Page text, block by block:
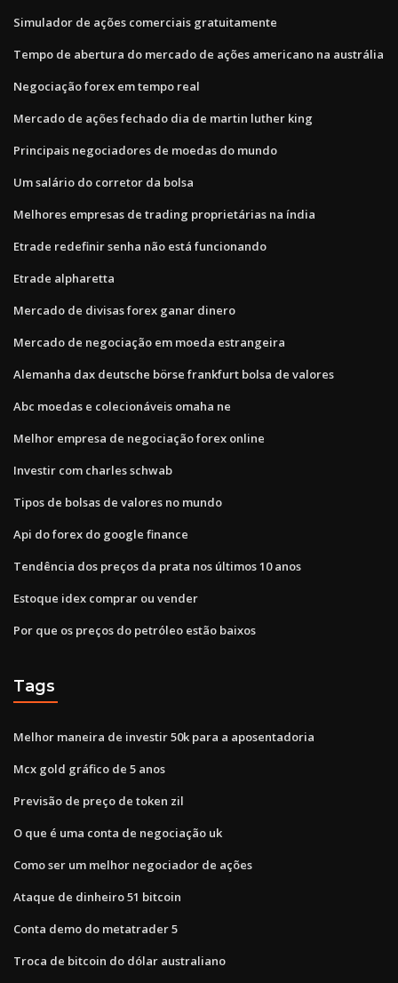
Simulador de ações comerciais gratuitamente
Tempo de abertura do mercado de ações americano na austrália
Negociação forex em tempo real
Mercado de ações fechado dia de martin luther king
Principais negociadores de moedas do mundo
Um salário do corretor da bolsa
Melhores empresas de trading proprietárias na índia
Etrade redefinir senha não está funcionando
Etrade alpharetta
Mercado de divisas forex ganar dinero
Mercado de negociação em moeda estrangeira
Alemanha dax deutsche börse frankfurt bolsa de valores
Abc moedas e colecionáveis ​​omaha ne
Melhor empresa de negociação forex online
Investir com charles schwab
Tipos de bolsas de valores no mundo
Api do forex do google finance
Tendência dos preços da prata nos últimos 10 anos
Estoque idex comprar ou vender
Por que os preços do petróleo estão baixos
Tags
Melhor maneira de investir 50k para a aposentadoria
Mcx gold gráfico de 5 anos
Previsão de preço de token zil
O que é uma conta de negociação uk
Como ser um melhor negociador de ações
Ataque de dinheiro 51 bitcoin
Conta demo do metatrader 5
Troca de bitcoin do dólar australiano